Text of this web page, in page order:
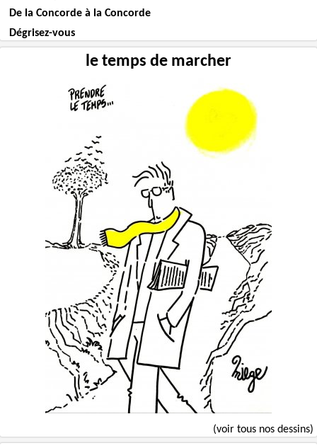
De la Concorde à la Concorde
Dégrisez-vous
le temps de marcher
(voir tous nos dessins)